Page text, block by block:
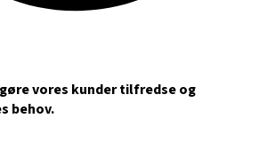
vores kunder tilfredse og
behov.